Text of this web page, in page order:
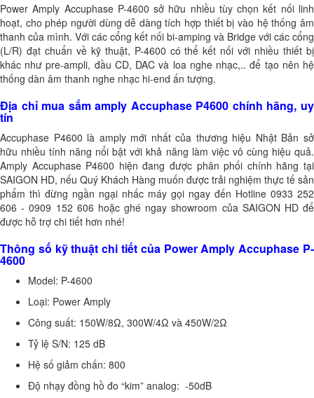
Power Amply Accuphase P-4600 sở hữu nhiều tùy chọn kết nối linh
hoạt, cho phép người dùng dễ dàng tích hợp thiết bị vào hệ thống âm
thanh của mình. Với các cổng kết nối bi-amping và Bridge với các cổng
(L/R) đạt chuẩn về kỹ thuật, P-4600 có thể kết nối với nhiều thiết bị
khác như pre-ampli, đầu CD, DAC và loa nghe nhạc,.. để tạo nên hệ
thống dàn âm thanh nghe nhạc hi-end ấn tượng.
Địa chỉ mua sắm amply Accuphase P4600 chính hãng, uy
tín
Accuphase P4600 là amply mới nhất của thương hiệu Nhật Bản sở
hữu nhiều tính năng nổi bật với khả năng làm việc vô cùng hiệu quả.
Amply Accuphase P4600 hiện đang được phân phối chính hãng tại
SAIGON HD, nếu Quý Khách Hàng muốn được trải nghiệm thực tế sản
phẩm thì đừng ngần ngại nhấc máy gọi ngay đến Hotline 0933 252
606 - 0909 152 606 hoặc ghé ngay showroom của SAIGON HD để
được hỗ trợ chi tiết hơn nhé!
Thông số kỹ thuật chi tiết của Power Amply Accuphase P-
4600
Model: P-4600
Loại: Power Amply
Công suất: 150W/8Ω, 300W/4Ω và 450W/2Ω
Tỷ lệ S/N: 125 dB
Hệ số giảm chấn: 800
Độ nhạy đồng hồ đo “kim” analog: -50dB